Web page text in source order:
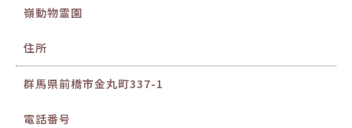
嶺動物霊園
住所
群馬県前橋市金丸町337-1
電話番号